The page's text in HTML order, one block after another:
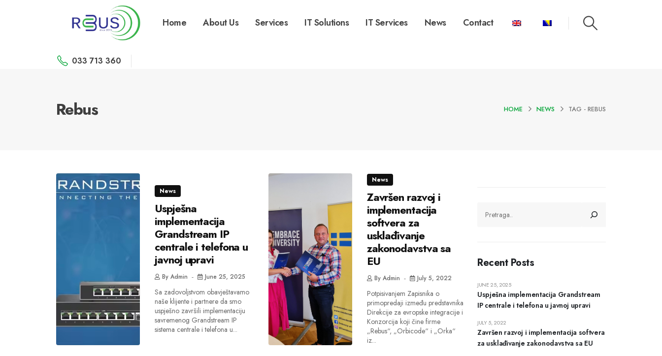
Home About Us Services IT Solutions IT Services News Contact
033 713 360
Rebus HOME NEWS TAG - REBUS
News
Uspješna
implementacija
Grandstream IP
centrale i telefona u
javnoj upravi
ByAdmin June 25, 2025
Sa zadovoljstvom obavještavamo
naše klijente i partnere da smo
uspješno završili implementaciju
savremenog Grandstream IP
sistema centrale i telefona u...
News
Završen razvoj i
implementacija
softvera za
usklađivanje
zakonodavstva sa
EU
By Admin July 5, 2022
Potpisivanjem Zapisnika o
primopredaji između predstavnika
Direkcije za evropske integracije i
Konzorcija koji čine firme
„Rebus“, „Orbicode“ i „Orka“
iz...
Recent Posts
Uspješna implementacija Grandstream
IP centrale i telefona u javnoj upravi
JUNE 25, 2025
Završen razvoj i implementacija softvera
za usklađivanje zakonodavstva sa EU
JULY 5, 2022